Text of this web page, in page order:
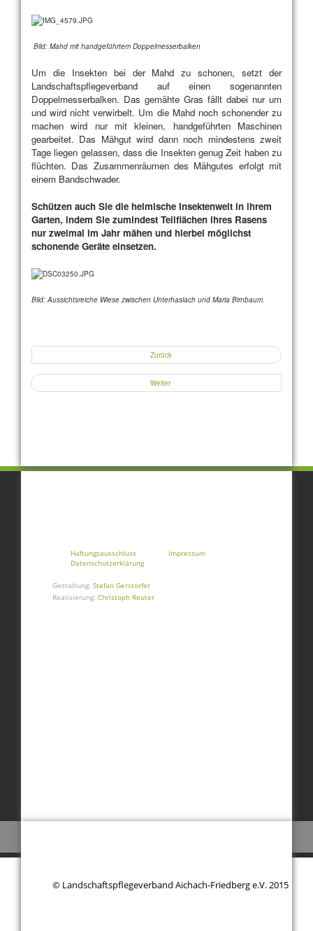
Bild: Mahd mit handgeführtem Doppelmesserbalken
Um die Insekten bei der Mahd zu schonen, setzt der
Landschaftspflegeverband auf einen sogenannten
Doppelmesserbalken. Das gemähte Gras fällt dabei nur um
und wird nicht verwirbelt. Um die Mahd noch schonender zu
machen wird nur mit kleinen, handgeführten Maschinen
gearbeitet. Das Mähgut wird dann noch mindestens zweit
Tage liegen gelassen, dass die Insekten genug Zeit haben zu
flüchten. Das Zusammenräumen des Mähgutes erfolgt mit
einem Bandschwader.
Schützen auch Sie die heimische Insektenwelt in ihrem
Garten, indem Sie zumindest Teilflächen ihres Rasens
nur zweimal im Jahr mähen und hierbei möglichst
schonende Geräte einsetzen.
Bild: Aussichtsreiche Wiese zwischen Unterhaslach und Maria Birnbaum.
Zurück
Weiter
Haftungsausschluss
Impressum
Datenschutzerklärung
Gestaltung: Stefan Gerstorfer
Realisierung: Christoph Reuter
© Landschaftspflegeverband Aichach-Friedberg e.V. 2015